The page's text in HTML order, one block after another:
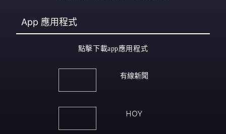
App 應用程式
點擊下載app應用程式
有線新聞
HOY